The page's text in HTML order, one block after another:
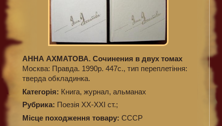
АННА АХМАТОВА. Сочинения в двух томах
Москва: Правда. 1990р. 447с., тип переплетіння:
тверда обкладинка.
Категорiя: Книга, журнал, альманах
Рубрика: Поезія XX-XXI ст.;
Місце походження товару: СССР